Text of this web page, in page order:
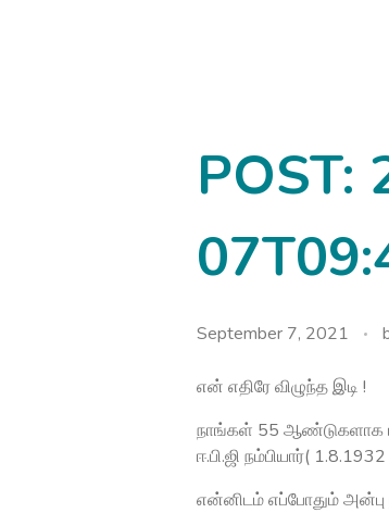
POST:
September 7, 2021
என் எதிரே விழுந்த இடி !
நாங்கள் 55 ஆண்டுகளாக
ஈ.பி.ஜி நம்பியார்(
என்னிடம் எப்போதும்